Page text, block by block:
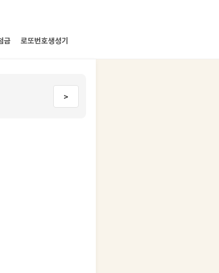
금 로또번호생성기
>